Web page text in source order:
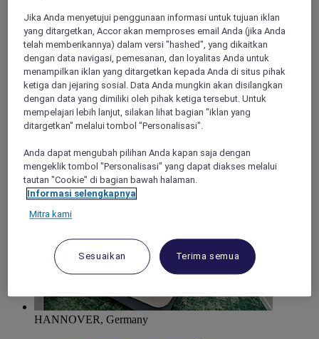
Rich in tradition, our hotel offers you hospitality and charm!
We will spoil you with our rich breakfast buffet, delicious
food, and refreshing drinks. Enjoy your evening in our cozy
bar or on the terrace. Experience hospitality that comes from
the heart. All 145 non-smoking rooms are generously sized
and air-conditioned. Best of all, you have unlimited access to
our BRITA water dispensers at all times!
HANNOVER, Germany
Jika Anda menyetujui penggunaan informasi untuk tujuan iklan
yang ditargetkan, Accor akan memproses email Anda (jika Anda
telah memberikannya) dalam versi "hashed", yang dikaitkan
dengan data navigasi, pemesanan, dan loyalitas Anda untuk
menampilkan iklan yang ditargetkan kepada Anda di situs pihak
ketiga dan jejaring sosial. Data Anda mungkin akan disilangkan
dengan data yang dimiliki oleh pihak ketiga tersebut. Untuk
mempelajari lebih lanjut, silakan lihat bagian "iklan yang
ditargetkan" melalui tombol "Personalisasi".
Anda dapat mengubah pilihan Anda kapan saja dengan
mengeklik tombol "Personalisasi" yang dapat diakses melalui
tautan "Cookie" di bagian bawah halaman.
Informasi selengkapnya
Mitra kami
Sesuaikan Terima semua